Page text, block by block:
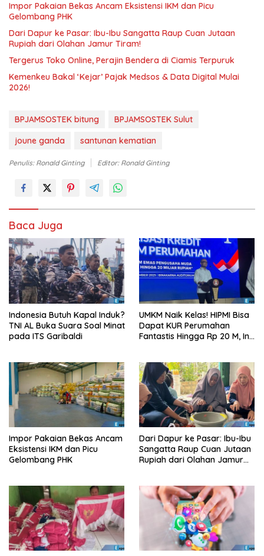
Impor Pakaian Bekas Ancam Eksistensi IKM dan Picu
Gelombang PHK
Dari Dapur ke Pasar: Ibu-Ibu Sangatta Raup Cuan Jutaan
Rupiah dari Olahan Jamur Tiram!
Tergerus Toko Online, Perajin Bendera di Ciamis Terpuruk
Kemenkeu Bakal ‘Kejar’ Pajak Medsos & Data Digital Mulai
2026!
BPJAMSOSTEK bitung
BPJAMSOSTEK Sulut
joune ganda
santunan kematian
Penulis: Ronald Ginting Editor: Ronald Ginting
Baca Juga
Indonesia Butuh Kapal Induk?
TNI AL Buka Suara Soal Minat
pada ITS Garibaldi
UMKM Naik Kelas! HIPMI Bisa
Dapat KUR Perumahan
Fantastis Hingga Rp 20 M, Ini
Impor Pakaian Bekas Ancam
Eksistensi IKM dan Picu
Gelombang PHK
Dari Dapur ke Pasar: Ibu-Ibu
Sangatta Raup Cuan Jutaan
Rupiah dari Olahan Jamur